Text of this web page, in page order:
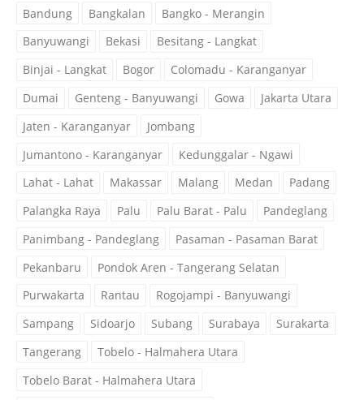
Bandung Bangkalan
Bangko - Merangin
Banyuwangi
Bekasi
Besitang - Langkat
Binjai - Langkat
Bogor
Colomadu - Karanganyar
Dumai
Genteng - Banyuwangi Gowa
Jakarta Utara
Jaten - Karanganyar
Jombang
Jumantono - Karanganyar
Kedunggalar - Ngawi
Lahat - Lahat
Makassar Malang Medan
Padang
Palangka Raya
Palu Palu Barat - Palu
Pandeglang
Panimbang - Pandeglang
Pasaman - Pasaman Barat
Pekanbaru
Pondok Aren - Tangerang Selatan
Purwakarta
Rantau
Rogojampi - Banyuwangi
Sampang
Sidoarjo Subang Surabaya
Surakarta
Tangerang
Tobelo - Halmahera Utara
Tobelo Barat - Halmahera Utara